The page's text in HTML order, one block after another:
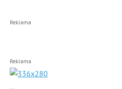
Reklama
Reklama